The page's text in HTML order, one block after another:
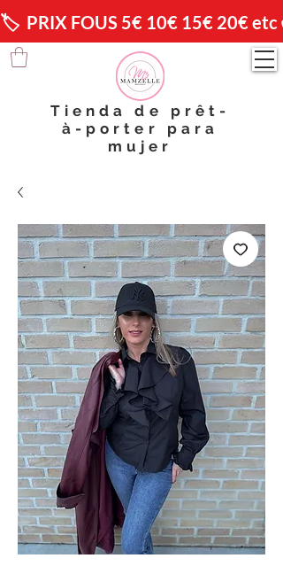
🏷️  PRIX FOUS 5€ 10€ 15€ 20€ etc
Tienda de prêt-
à-porter para
mujer